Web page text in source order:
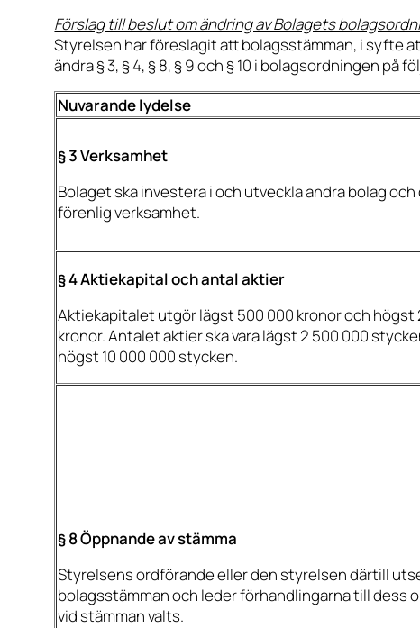
Förslag till beslut om ändring av Bolagets
Styrelsen har föreslagit att bolagsstämman, i syfte
ändra § 3, § 4, § 8, § 9 och § 10 i bolagsordningen på
Nuvarande lydelse
§ 3 Verksamhet
Bolaget ska investera i och utveckla andra bolag och
förenlig verksamhet.
§ 4 Aktiekapital och antal aktier
Aktiekapitalet utgör lägst 500 000 kronor och högst
kronor. Antalet aktier ska vara lägst 2 500 000
högst 10 000 000 stycken.
§ 8 Öppnande av stämma
Styrelsens ordförande eller den styrelsen därtill
bolagsstämman och leder förhandlingarna till dess
vid stämman valts.